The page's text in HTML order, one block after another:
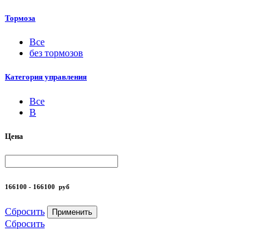
Тормоза
Все
без тормозов
Категория управления
Все
B
Цена
166100 - 166100 руб
Сбросить Применить
Сбросить